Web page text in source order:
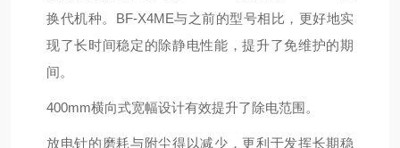
换代机种。BF-X4ME与之前的型号相比，更好地实
现了长时间稳定的除静电性能，提升了免维护的期
间。
400mm横向式宽幅设计有效提升了除电范围。
放电针的磨耗与附尘得以减少，更利于发挥长期稳